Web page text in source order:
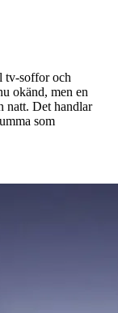
tv-soffor och
okänd, men en
natt. Det handlar
som